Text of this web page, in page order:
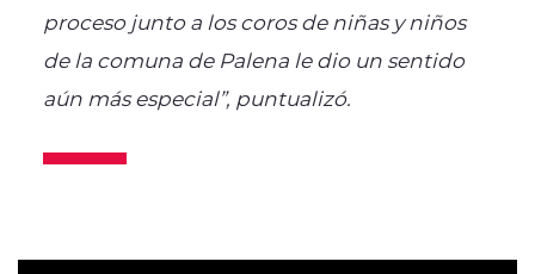
proceso junto a los coros de niñas y niños
de la comuna de Palena le dio un sentido
aún más especial”, puntualizó.